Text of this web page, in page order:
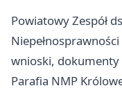
Powiatowy Zespół
wnioski, dokumenty
Parafia NMP